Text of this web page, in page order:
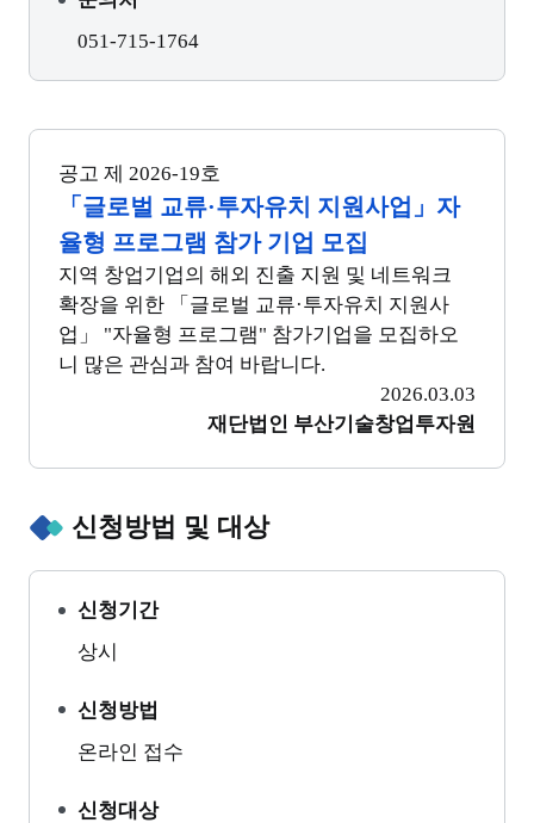
051-715-1764
공고 제 2026-19호
「글로벌 교류·투자유치 지원사업」자
율형 프로그램 참가 기업 모집
지역 창업기업의 해외 진출 지원 및 네트워크
확장을 위한 「글로벌 교류·투자유치 지원사
업」 "자율형 프로그램" 참가기업을 모집하오
니 많은 관심과 참여 바랍니다.
2026.03.03
재단법인 부산기술창업투자원
신청방법 및 대상
신청기간
상시
신청방법
온라인 접수
신청대상